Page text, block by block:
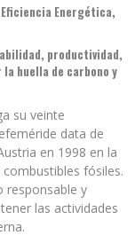
Energética,
productividad,
huella de carbono y
su veinte
data de
en 1998 en la
fósiles.
responsable y
las actividades